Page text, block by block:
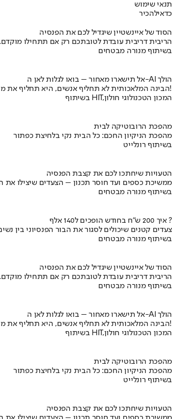
תנאי שימוש
כדאילהכיר
הסוד של איינשטיין שיגדיל לכם את הפנסיה
הריבית דריבית עובדת לטובתכם רק אם תתחילו
בשיתוף מנורה מבטחים
אל תישארו מאחור – בואו לגלות לאן ה-AI הולך
הבינה המלאכותית לא תחליף אנשים, היא תחליף את מי שלא משתמש בה!
בשיתוף HIT,המכון הטכנולוגי חולון
מהפכת הרובוטיקה לבית
מהפכת הניקיון החכם: כל הבית נקי בלחיצת כפתור
בשיתוף רונלייט
הטעויות שיחתכו לכם את קצבת הפנסיה
ממשיכת כספים ועד חוסר תכנון – הצעדים שיצילו את
בשיתוף מנורה מבטחים
איך 200 ש"ח בחודש הופכים ל140 אלף ?
צעדים קטנים שיכולים לסגור את הבור הפנסיוני בין
בשיתוף מנורה מבטחים
הסוד של איינשטיין שיגדיל לכם את הפנסיה
הריבית דריבית עובדת לטובתכם רק אם תתחילו
בשיתוף מנורה מבטחים
אל תישארו מאחור – בואו לגלות לאן ה-AI הולך
הבינה המלאכותית לא תחליף אנשים, היא תחליף את מי שלא משתמש בה!
בשיתוף HIT,המכון הטכנולוגי חולון
מהפכת הרובוטיקה לבית
מהפכת הניקיון החכם: כל הבית נקי בלחיצת כפתור
בשיתוף רונלייט
הטעויות שיחתכו לכם את קצבת הפנסיה